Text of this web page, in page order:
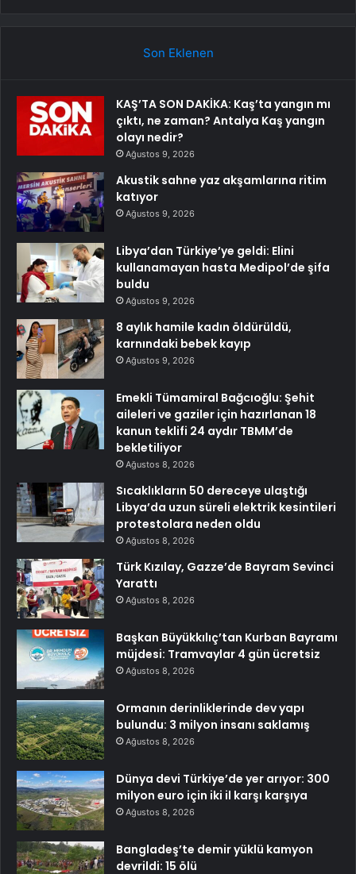
Son Eklenen
KAŞ’TA SON DAKİKA: Kaş’ta yangın mı
çıktı, ne zaman? Antalya Kaş yangın
olayı nedir?
Ağustos 9, 2026
Akustik sahne yaz akşamlarına ritim
katıyor
Ağustos 9, 2026
Libya’dan Türkiye’ye geldi: Elini
kullanamayan hasta Medipol’de şifa
buldu
Ağustos 9, 2026
8 aylık hamile kadın öldürüldü,
karnındaki bebek kayıp
Ağustos 9, 2026
Emekli Tümamiral Bağcıoğlu: Şehit
aileleri ve gaziler için hazırlanan 18
kanun teklifi 24 aydır TBMM’de
bekletiliyor
Ağustos 8, 2026
Sıcaklıkların 50 dereceye ulaştığı
Libya’da uzun süreli elektrik kesintileri
protestolara neden oldu
Ağustos 8, 2026
Türk Kızılay, Gazze’de Bayram Sevinci
Yarattı
Ağustos 8, 2026
Başkan Büyükkılıç’tan Kurban Bayramı
müjdesi: Tramvaylar 4 gün ücretsiz
Ağustos 8, 2026
Ormanın derinliklerinde dev yapı
bulundu: 3 milyon insanı saklamış
Ağustos 8, 2026
Dünya devi Türkiye’de yer arıyor: 300
milyon euro için iki il karşı karşıya
Ağustos 8, 2026
Bangladeş’te demir yüklü kamyon
devrildi: 15 ölü